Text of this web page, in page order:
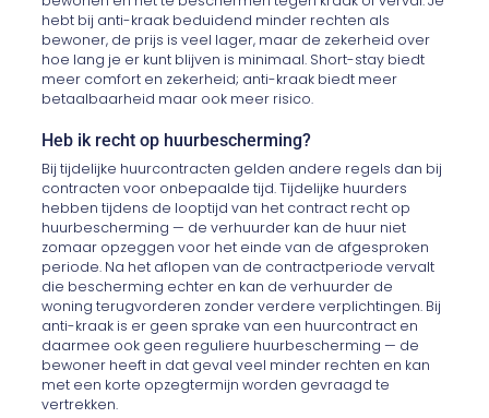
hebt bij anti-kraak beduidend minder rechten als
bewoner, de prijs is veel lager, maar de zekerheid over
hoe lang je er kunt blijven is minimaal. Short-stay biedt
meer comfort en zekerheid; anti-kraak biedt meer
betaalbaarheid maar ook meer risico.
Heb ik recht op huurbescherming?
Bij tijdelijke huurcontracten gelden andere regels dan bij
contracten voor onbepaalde tijd. Tijdelijke huurders
hebben tijdens de looptijd van het contract recht op
huurbescherming — de verhuurder kan de huur niet
zomaar opzeggen voor het einde van de afgesproken
periode. Na het aflopen van de contractperiode vervalt
die bescherming echter en kan de verhuurder de
woning terugvorderen zonder verdere verplichtingen. Bij
anti-kraak is er geen sprake van een huurcontract en
daarmee ook geen reguliere huurbescherming — de
bewoner heeft in dat geval veel minder rechten en kan
met een korte opzegtermijn worden gevraagd te
vertrekken.